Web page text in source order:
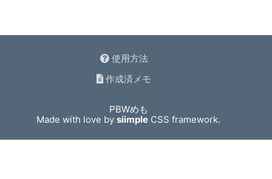
使用方法
作成済メモ
PBWめも
Made with love bysiimple CSS framework.